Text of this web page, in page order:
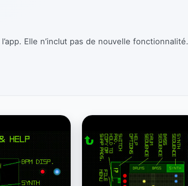
Elle n’inclut pas de nouvelle fonctionnalité.